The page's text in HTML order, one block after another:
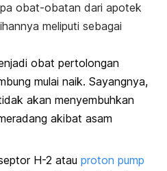
obat-obatan dari apotek
meliputi sebagai
obat pertolongan
mulai naik. Sayangnya,
akan menyembuhkan
akibat asam
H-2 atau proton pump